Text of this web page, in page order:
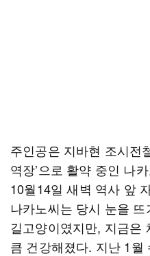
주인공은 지바현 조시전
역장’으로 활약 중인 나
10월14일 새벽 역사 앞
나카노씨는 당시 눈을
길고양이였지만, 지금은
큼 건강해졌다. 지난 1월